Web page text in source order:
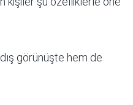
görünüşte hem de